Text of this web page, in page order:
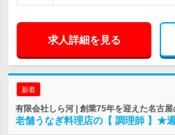
求人詳細を見る
新着
有限会社しら河 | 創業75年を迎えた名古
老舗うなぎ料理店の【 調理師 】★